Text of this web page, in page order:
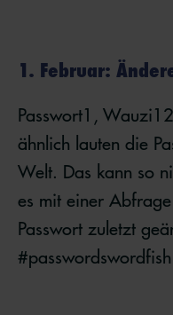
1. Februar:
Passwort1,
ähnlich lauten die
Welt. Das kann so
es mit einer
Passwort zuletzt
#passwordswordfish